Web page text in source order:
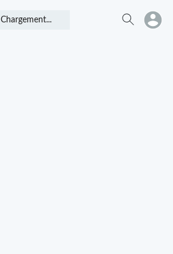
Chargement...